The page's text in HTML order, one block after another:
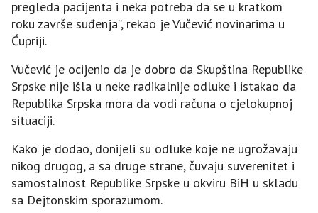
pregleda pacijenta i neka potreba da se u kratkom
roku završe suđenja”, rekao je Vučević novinarima u
Ćupriji.
Vučević je ocijenio da je dobro da Skupština Republike
Srpske nije išla u neke radikalnije odluke i istakao da
Republika Srpska mora da vodi računa o cjelokupnoj
situaciji.
Kako je dodao, donijeli su odluke koje ne ugrožavaju
nikog drugog, a sa druge strane, čuvaju suverenitet i
samostalnost Republike Srpske u okviru BiH u skladu
sa Dejtonskim sporazumom.